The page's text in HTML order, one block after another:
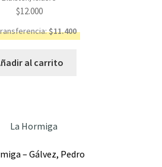
$12.000
$11.400
al carrito
– Gálvez, Pedro